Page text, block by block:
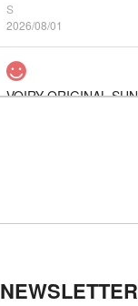
S
2026/08/01
9 (27cm)
NEWSLETTER